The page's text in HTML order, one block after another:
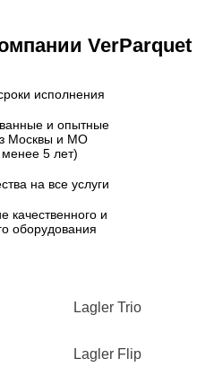
VerParquet
исполнения
и опытные
Москвы и МО
5 лет)
на все услуги
качественного и
оборудования
Lagler Trio
Lagler Flip